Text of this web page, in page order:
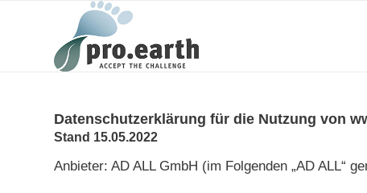
Datenschutzerklärung für die Nutzung von
Stand 15.05.2022
Anbieter: AD ALL GmbH (im Folgenden „AD ALL“